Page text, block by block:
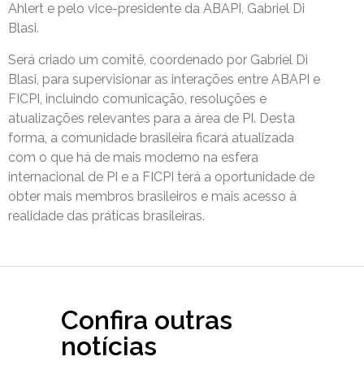
Ahlert e pelo vice-presidente da ABAPI, Gabriel Di
Blasi.
Será criado um comitê, coordenado por Gabriel Di
Blasi, para supervisionar as interações entre ABAPI e
FICPI, incluindo comunicação, resoluções e
atualizações relevantes para a área de PI. Desta
forma, a comunidade brasileira ficará atualizada
com o que há de mais moderno na esfera
internacional de PI e a FICPI terá a oportunidade de
obter mais membros brasileiros e mais acesso à
realidade das práticas brasileiras.
Confira outras
notícias